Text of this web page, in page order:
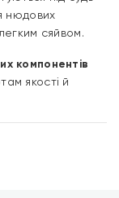
нюдових
сяйвом.
компонентів
якості й